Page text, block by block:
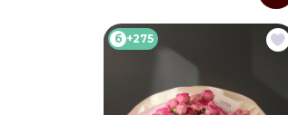
б +275